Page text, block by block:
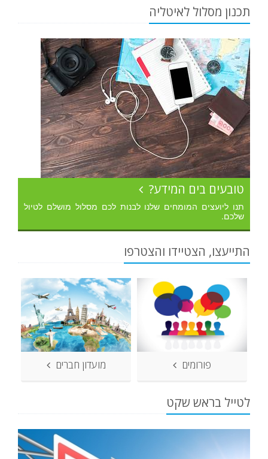
תכנון מסלול לאיטליה
טובעים בים המידע?
תנו ליועצים המומחים שלנו לבנות לכם מסלול מושלם לטיול
שלכם.
התייעצו, הצטיידו והצטרפו
פורומים מועדון חברים
לטייל בראש שקט